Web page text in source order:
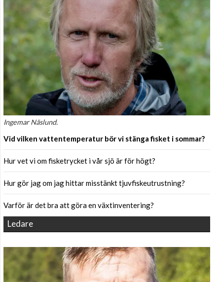
Ingemar Näslund.
Vid vilken vattentemperatur bör vi stänga fisket i sommar?
Hur vet vi om fisketrycket i vår sjö är för högt?
Hur gör jag om jag hittar misstänkt tjuvfiskeutrustning?
Varför är det bra att göra en växtinventering?
Ledare